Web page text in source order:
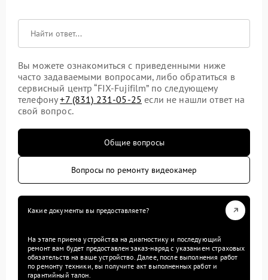
Вы можете ознакомиться с приведенными ниже
часто задаваемыми вопросами, либо обратиться в
сервисный центр “FIX-Fujifilm” по следующему
телефону+7 (831) 231-05-25 если не нашли ответ на
свой вопрос.
Общие вопросы
Вопросы по ремонту видеокамер
Какие документы вы предоставляете?
На этапе приема устройства на диагностику и последующий
ремонт вам будет предоставлен заказ-наряд с указанием страховых
обязательств на ваше устройство. Далее, после выполнения работ
по ремонту техники, вы получите акт выполненных работ и
гарантийный талон.